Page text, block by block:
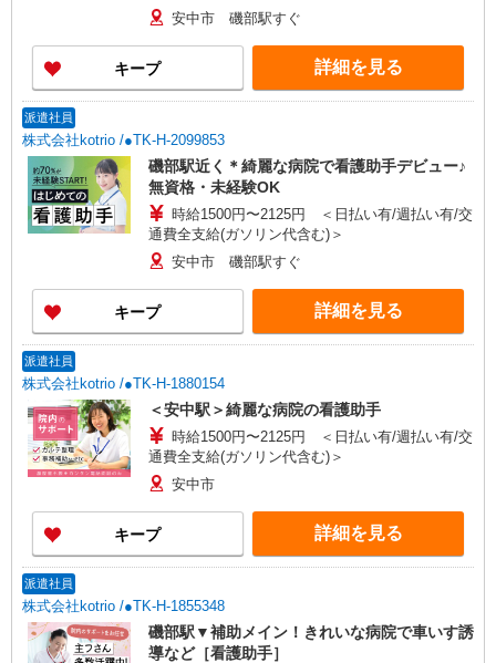
安中市 磯部駅すぐ
キープ 詳細を見る
派遣社員
株式会社kotrio /●TK-H-2099853
磯部駅近く＊綺麗な病院で看護助手デビュー♪
無資格・未経験OK
時給1500円〜2125円 ＜日払い有/週払い有/交
通費全支給(ガソリン代含む)＞
安中市 磯部駅すぐ
キープ 詳細を見る
派遣社員
株式会社kotrio /●TK-H-1880154
＜安中駅＞綺麗な病院の看護助手
時給1500円〜2125円 ＜日払い有/週払い有/交
通費全支給(ガソリン代含む)＞
安中市
キープ 詳細を見る
派遣社員
株式会社kotrio /●TK-H-1855348
磯部駅▼補助メイン！きれいな病院で車いす誘
導など［看護助手］